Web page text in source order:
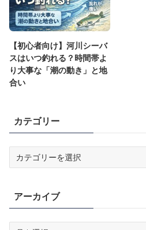
【初心者向け】河川シーバ
スはいつ釣れる？時間帯よ
り大事な「潮の動き」と地
合い
カテゴリー
ー
アーカイブ